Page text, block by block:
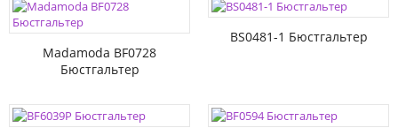
Madamoda BF0728
Бюстгальтер
BS0481-1 Бюстгальтер